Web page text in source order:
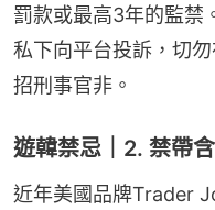
罰款或最高3年的監禁
私下向平台投訴，切
招刑事官非。
遊韓禁忌｜2. 禁帶
近年美國品牌Trader